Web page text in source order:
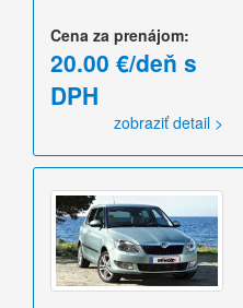
Cena za prenájom:
20.00 €/deň s
DPH
zobraziť detail >